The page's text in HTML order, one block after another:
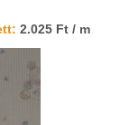
2.025 Ft / m